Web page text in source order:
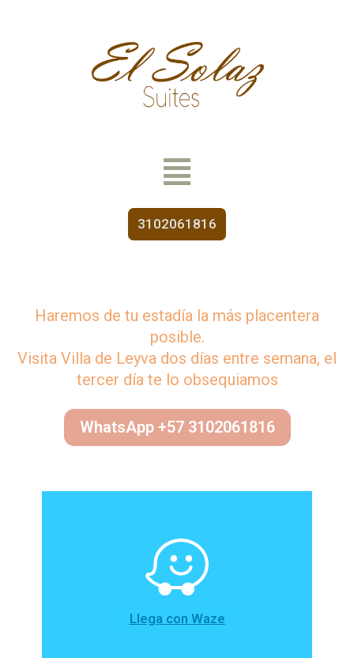
3102061816
Haremos de tu estadía la más placentera
posible.
Visita Villa de Leyva dos días entre semana, el
tercer día te lo obsequiamos
WhatsApp +57 3102061816
Llega con Waze